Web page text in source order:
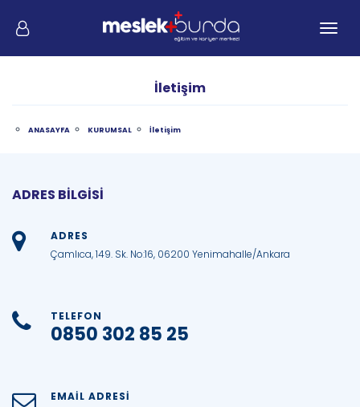
İletişim
ANASAYFA KURUMSAL İletişim
ADRES BİLGİSİ
ADRES
Çamlıca, 149. Sk. No:16, 06200 Yenimahalle/Ankara
TELEFON
0850 302 85 25
EMAİL ADRESİ